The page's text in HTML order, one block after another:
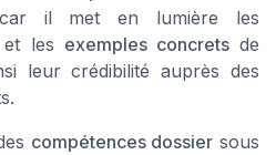
il met en lumière les
et les exemples concretsde
leur crédibilité auprès des
compétences dossier sous